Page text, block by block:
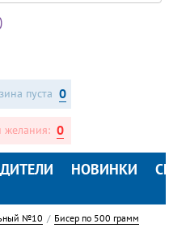
пуста 0
0
НОВИНКИ
№10 Бисер по 500 грамм